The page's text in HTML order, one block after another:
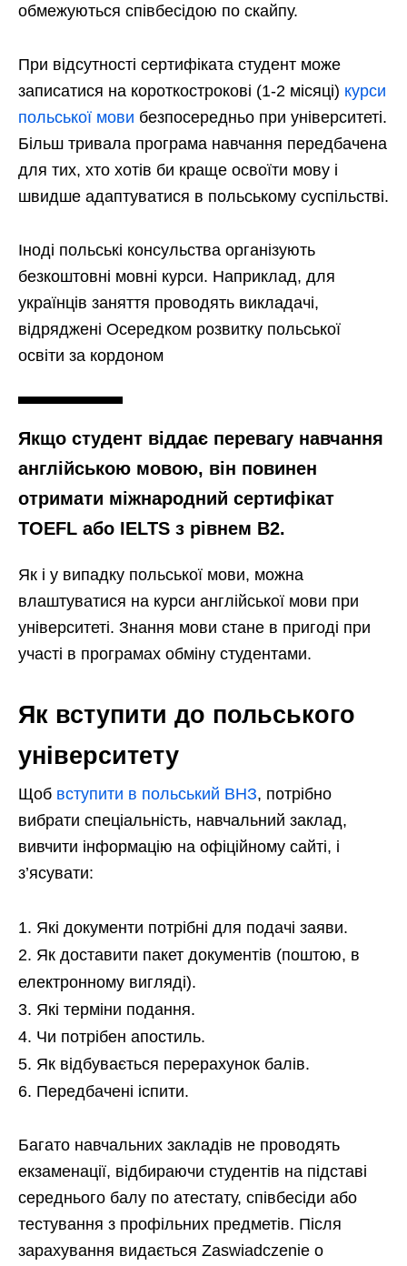
обмежуються співбесідою по скайпу.
При відсутності сертифіката студент може
записатися на короткострокові (1-2 місяці) курси
польської мови безпосередньо при університеті.
Більш тривала програма навчання передбачена
для тих, хто хотів би краще освоїти мову і
швидше адаптуватися в польському суспільстві.
Іноді польські консульства організують
безкоштовні мовні курси. Наприклад, для
українців заняття проводять викладачі,
відряджені Осередком розвитку польської
освіти за кордоном
Якщо студент віддає перевагу навчання
англійською мовою, він повинен
отримати міжнародний сертифікат
TOEFL або IELTS з рівнем В2.
Як і у випадку польської мови, можна
влаштуватися на курси англійської мови при
університеті. Знання мови стане в пригоді при
участі в програмах обміну студентами.
Як вступити до польського
університету
Щоб вступити в польський ВНЗ, потрібно
вибрати спеціальність, навчальний заклад,
вивчити інформацію на офіційному сайті, і
з’ясувати:
Які документи потрібні для подачі заяви.
Як доставити пакет документів (поштою, в
електронному вигляді).
Які терміни подання.
Чи потрібен апостиль.
Як відбувається перерахунок балів.
Передбачені іспити.
Багато навчальних закладів не проводять
екзаменації, відбираючи студентів на підставі
середнього балу по атестату, співбесіди або
тестування з профільних предметів. Після
зарахування видається Zaswiadczenie o